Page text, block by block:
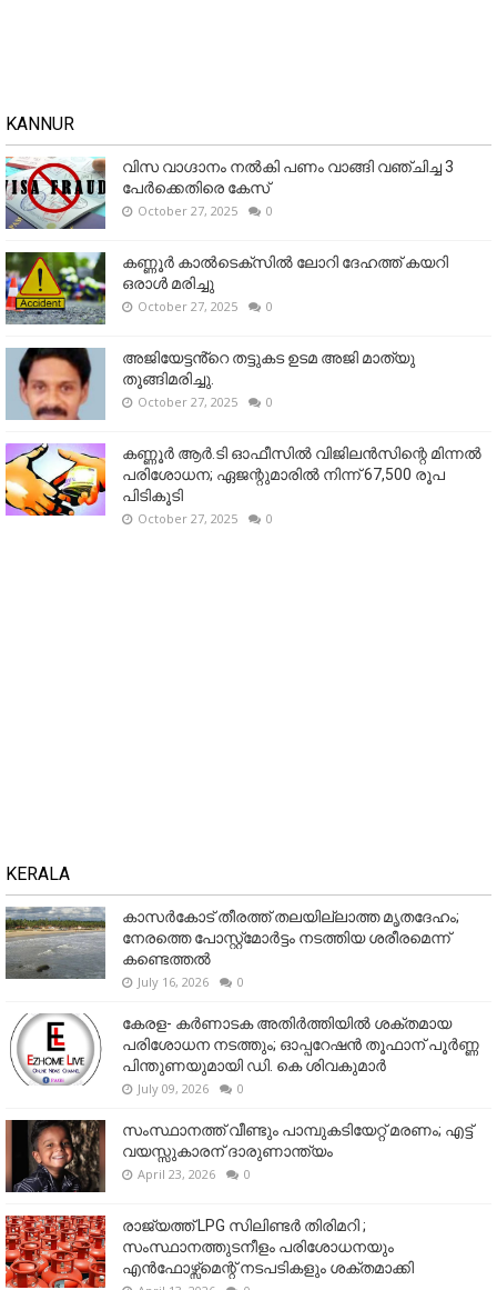
KANNUR
വിസ വാഗ്ദാനം നൽകി പണം വാങ്ങി വഞ്ചിച്ച 3
പേർക്കെതിരെ കേസ്
October 27, 2025 0
കണ്ണൂര്‍ കാല്‍ടെക്‌സില്‍ ലോറി ദേഹത്ത് കയറി
ഒരാള്‍ മരിച്ചു
October 27, 2025 0
അജിയേട്ടൻ്റെ തട്ടുകട ഉടമ അജി മാത്യു
തൂങ്ങിമരിച്ചു.
October 27, 2025 0
കണ്ണൂര്‍ ആര്‍.ടി ഓഫീസില്‍ വിജിലൻസിന്റെ മിന്നല്‍
പരിശോധന; ഏജന്റുമാരില്‍ നിന്ന് 67,500 രൂപ
പിടികൂടി
October 27, 2025 0
KERALA
കാസർകോട് തീരത്ത് തലയില്ലാത്ത മൃതദേഹം;
നേരത്തെ പോസ്റ്റ്‌മോർട്ടം നടത്തിയ ശരീരമെന്ന്
കണ്ടെത്തൽ
July 16, 2026 0
കേരള- കർണാടക അതിർത്തിയിൽ ശക്തമായ
പരിശോധന നടത്തും; ഓപ്പറേഷൻ തൂഫാന് പൂർണ്ണ
പിന്തുണയുമായി ഡി. കെ ശിവകുമാർ
July 09, 2026 0
സംസ്ഥാനത്ത് വീണ്ടും പാമ്പുകടിയേറ്റ് മരണം; എട്ട്
വയസ്സുകാരന് ദാരുണാന്ത്യം
April 23, 2026 0
രാജ്യത്ത് LPG സിലിണ്ടർ തിരിമറി ;
സംസ്ഥാനത്തുടനീളം പരിശോധനയും
എൻഫോഴ്സ്മെന്റ് നടപടികളും ശക്തമാക്കി